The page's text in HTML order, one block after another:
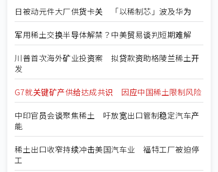
日被动元件大厂供货卡关 「以稀制芯」波及华为
军用稀土交换半导体解禁？中美贸易谈判短期难解
川普首次海外矿业投资案 拟贷款资助格陵兰稀土开
发
G7就关键矿产供给达成共识 因应中国稀土限制风险
中印官员会谈聚焦稀土 吁放宽出口管制稳定汽车产
能
稀土出口收窄持续冲击美国汽车业 福特工厂被迫停
工